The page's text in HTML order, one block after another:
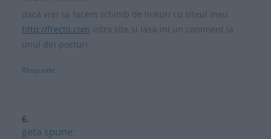
daca vrei sa facem schimb de linkuri cu siteul meu
http://frectii.com intra site si lasa-mi un comment la
unul din posturi
Răspunde
geta spune: